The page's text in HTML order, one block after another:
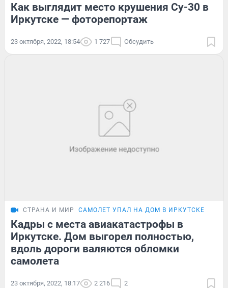
Как выглядит место крушения Су-30 в
Иркутске — фоторепортаж
23 октября, 2022, 18:54 1 727 Обсудить
СТРАНА И МИР САМОЛЕТ УПАЛ НА ДОМ В ИРКУТСКЕ
Кадры с места авиакатастрофы в
Иркутске. Дом выгорел полностью,
вдоль дороги валяются обломки
самолета
23 октября, 2022, 18:17 2 216 2